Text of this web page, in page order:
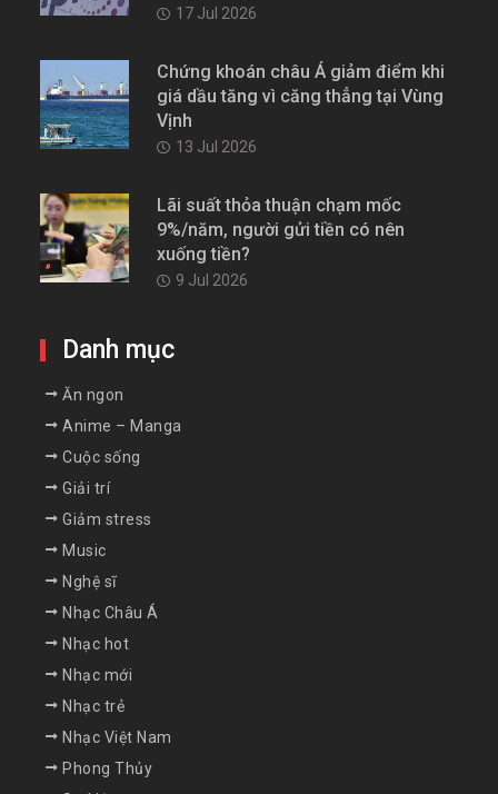
17 Jul 2026
Chứng khoán châu Á giảm điểm khi
giá dầu tăng vì căng thẳng tại Vùng
Vịnh
13 Jul 2026
Lãi suất thỏa thuận chạm mốc
9%/năm, người gửi tiền có nên
xuống tiền?
9 Jul 2026
Danh mục
Ăn ngon
Anime – Manga
Cuộc sống
Giải trí
Giảm stress
Music
Nghệ sĩ
Nhạc Châu Á
Nhạc hot
Nhạc mới
Nhạc trẻ
Nhạc Việt Nam
Phong Thủy